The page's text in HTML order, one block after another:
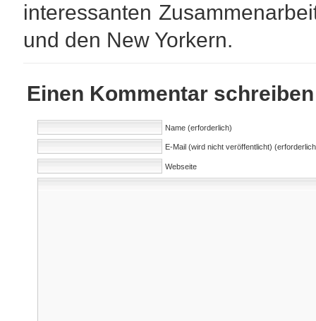
interessanten
und den New Yorkern.
Einen Kommentar schreiben
Name (erforderlich)
E-Mail (wird nicht veröffentlicht)
Webseite